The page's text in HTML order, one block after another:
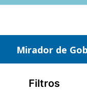
Saltar
Mirador de
Filtros